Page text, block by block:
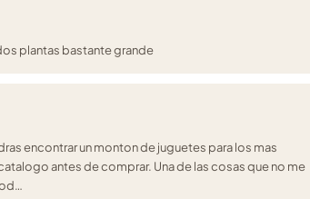
plantas bastante grande
encontrar un monton de juguetes para los mas
antes de comprar. Una de las cosas que no me